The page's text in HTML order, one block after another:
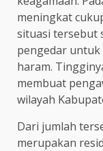
meningkat
situasi tersebut
pengedar
haram.
membuat
wilayah
Dari jumlah
merupakan